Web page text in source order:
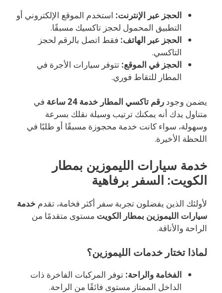
الحجز عبر الإنترنت: استخدم الموقع الإلكتروني أو
التطبيق المحمول لحجز تاكسيك مسبقًا.
الحجز عبر الهاتف: فقط اتصل بالرقم لحجز
التاكسي.
الحجز في الموقع: تتوفر سيارات الأجرة في
المطار للتقاط فوري.
يضمن وجود رقم تاكسي المطار خدمة 24 ساعة
في
متناول يدك أنه يمكنك ترتيب وسيلة نقلك بسرعة
وسهولة، سواء كانت خدمة محجوزة مسبقًا أو طلبًا في
اللحظة الأخيرة.
خدمة سيارات الليموزين بمطار
الكويت: السفر برفاهية
لأولئك الذين يفضلون تجربة سفر أكثر فخامة، تقدم خدمة
سيارات الليموزين بمطار الكويت مستوى متقدمًا من
الراحة والأناقة.
لماذا تختار خدمات الليموزين؟
الفخامة والراحة: توفر المركبات الفاخرة ذات
الداخل الممتاز مستوى فائقًا من الراحة.